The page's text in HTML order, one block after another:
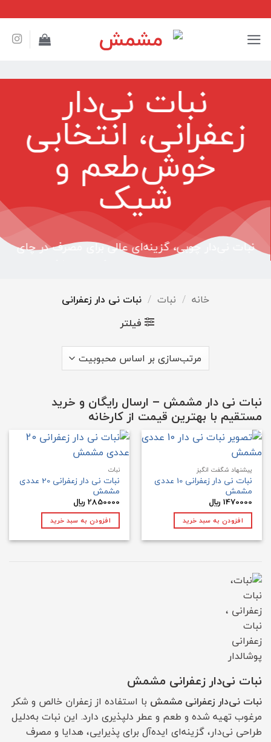
to
content
نبات نی‌دار
زعفرانی، انتخابی
خوش‌طعم و
شیک
نبات نی‌دار چوبی، گزینه‌ای عالی برای مصرف در چای
می‌شود.
خانه / نبات / نبات نی دار زعفرانی
فیلتر
نبات نی دار مشمش – ارسال رایگان و خرید
مستقیم با بهترین قیمت از کارخانه
پیشنهاد شگفت انگیز
نبات نی دار زعفرانی 10 عددی
مشمش
1470000 ﷼
افزودن به سبد خرید
نبات
نبات نی دار زعفرانی 20 عددی
مشمش
2850000 ﷼
افزودن به سبد خرید
نبات نی‌دار زعفرانی مشمش
نبات نی‌دار زعفرانی مشمش با استفاده از زعفران خالص و شکر
مرغوب تهیه شده و طعم و عطر دلپذیری دارد. این نبات به‌دلیل
طراحی نی‌دار، گزینه‌ای ایده‌آل برای پذیرایی، هدایا و مصرف